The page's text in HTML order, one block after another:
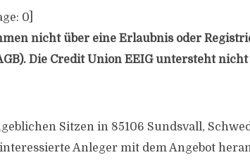
0
nicht über eine Erlaubnis oder
Die Credit Union EEIG untersteht
Sitzen in 85106 Sundsvall,
Anleger mit dem Angebot